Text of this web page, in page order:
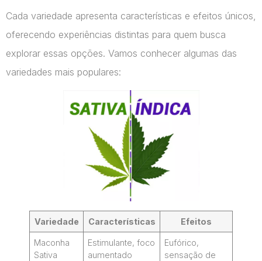
Cada variedade apresenta características e efeitos únicos,
oferecendo experiências distintas para quem busca
explorar essas opções. Vamos conhecer algumas das
variedades mais populares:
Variedade Características Efeitos
Maconha
Sativa
Estimulante, foco
aumentado
Eufórico,
sensação de